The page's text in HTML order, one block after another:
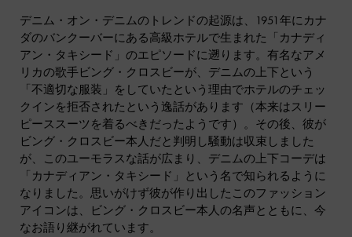
デニム・オン・デニムのトレンドの起源は、1951年にカナ
ダのバンクーバーにある高級ホテルで生まれた「カナディ
アン・タキシード」のエピソードに遡ります。有名なアメ
リカの歌手ビング・クロスビーが、デニムの上下という
「不適切な服装」をしていたという理由でホテルのチェッ
クインを拒否されたという逸話があります（本来はスリー
ピーススーツを着るべきだったようです）。その後、彼が
ビング・クロスビー本人だと判明し騒動は収束しました
が、このユーモラスな話が広まり、デニムの上下コーデは
「カナディアン・タキシード」という名で知られるように
なりました。思いがけず彼が作り出したこのファッション
アイコンは、ビング・クロスビー本人の名声とともに、今
なお語り継がれています。